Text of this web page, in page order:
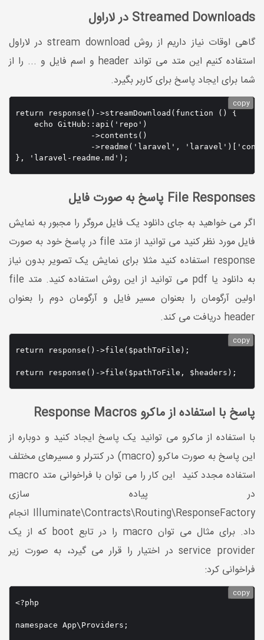
Streamed Downloads در لاراول
گاهی اوقات نیاز داریم از روش stream download در لاراول
استفاده کنیم این متد می تواند header و اسم فایل و ... را از
شما برای ایجاد پاسخ برای کاربر بگیرد.
return response()->streamDownload(function () {
    echo GitHub::api('repo')
                ->contents()
->readme('laravel',
}, 'laravel-readme.md');
copy
File Responses پاسخ به صورت فایل
اگر می خواهید به جای دانلود یک فایل مروگر را مجبور به نمایش
فایل مورد نظر کنید می توانید از متد file در پاسخ خود به صورت
response استفاده کنید مثلا برای نمایش یک تصویر بدون نیاز
به دانلود یا pdf می توانید از این روش استفاده کنید. متد file
اولین آرگومان را بعنوان مسیر فایل و آرگومان دوم را بعنوان
header دریافت می کند.
return response()->file($pathToFile);
return response()->file($pathToFile, $headers);
copy
پاسخ با استفاده از ماکرو Response Macros
با استفاده از ماکرو می توانید یک پاسخ ایجاد کنید و دوباره از
این پاسخ به صورت ماکرو (macro) در کنترلر و مسیرهای مختلف
استفاده مجدد کنید این کار را می توان با فراخوانی متد macro
در پیاده سازی
Illuminate\Contracts\Routing\ResponseFactory انجام
داد. برای مثال می توان macro را در تابع boot که از یک
service provider در اختیار را قرار می گیرد، به صورت زیر
فراخوانی کرد:
<?php
namespace App\Providers;
copy